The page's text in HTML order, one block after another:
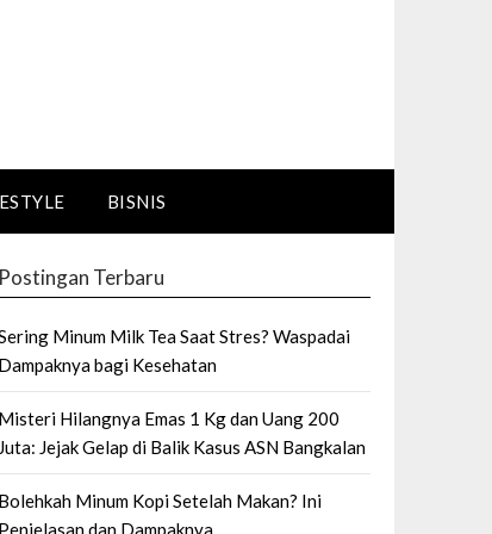
BISNIS
Postingan Terbaru
Minum Milk Tea Saat Stres? Waspadai
Dampaknya bagi Kesehatan
Misteri Hilangnya Emas 1 Kg dan Uang 200
Juta: Jejak Gelap di Balik Kasus ASN Bangkalan
Bolehkah Minum Kopi Setelah Makan? Ini
Penjelasan dan Dampaknya